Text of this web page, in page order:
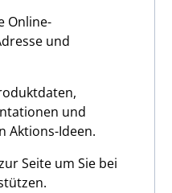
Online-
und
und
Aktions-Ideen.
Seite um Sie bei